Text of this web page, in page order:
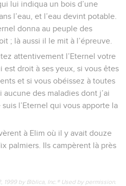
lui indiqua un bois d’une
l’eau, et l’eau devint potable.
donna au peuple des
; là aussi il le mit à l’épreuve.
attentivement l’Eternel votre
est droit à ses yeux, si vous êtes
et si vous obéissez à toutes
des maladies dont j’ai
l’Eternel qui vous apporte la
à Elim où il y avait douze
palmiers. Ils campèrent là près
1999 by Biblica, Inc.® Used by permission.